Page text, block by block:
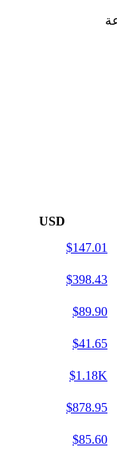
USD
$147.01
$398.43
$89.90
$41.65
$1.18K
$878.95
$85.60